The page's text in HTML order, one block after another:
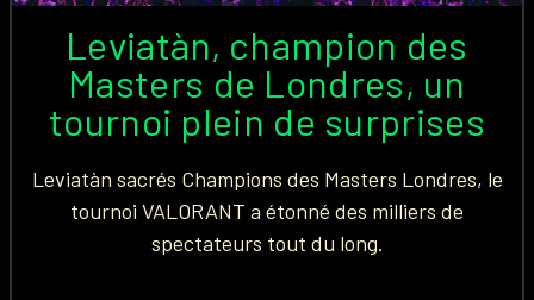
Leviatàn, champion des
Masters de Londres, un
tournoi plein de surprises
Leviatàn sacrés Champions des Masters Londres, le
tournoi VALORANT a étonné des milliers de
spectateurs tout du long.